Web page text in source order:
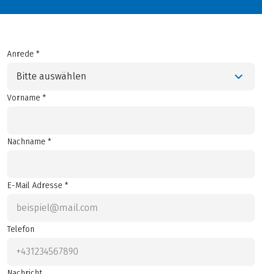
Anrede *
Bitte auswählen
Vorname *
Nachname *
E-Mail Adresse *
Telefon